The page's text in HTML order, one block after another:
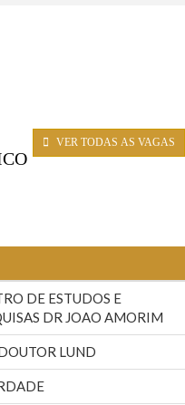
VER TODAS AS VAGAS
DE ESTUDOS E
DR JOAO AMORIM
LUND